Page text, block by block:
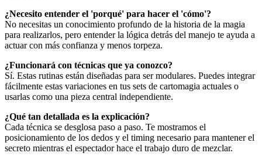
¿Necesito entender el 'porqué' para hacer el 'cómo'?
No necesitas un conocimiento profundo de la historia de la magia
para realizarlos, pero entender la lógica detrás del manejo te ayuda a
actuar con más confianza y menos torpeza.
¿Funcionará con técnicas que ya conozco?
Sí. Estas rutinas están diseñadas para ser modulares. Puedes integrar
fácilmente estas variaciones en tus sets de cartomagia actuales o
usarlas como una pieza central independiente.
¿Qué tan detallada es la explicación?
Cada técnica se desglosa paso a paso. Te mostramos el
posicionamiento de los dedos y el timing necesario para mantener el
secreto mientras el espectador hace el trabajo duro de mezclar.